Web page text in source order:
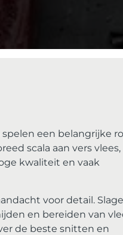
een belangrijke
scala aan vers vlees,
kwaliteit en vaak
voor detail.
en bereiden van
de beste snitten en